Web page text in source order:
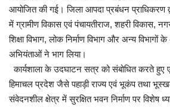
आयोजित की गई। जिला आपदा प्रबंधन प्राधिकरण
में ग्रामीण विकास एवं पंचायतीराज, शहरी विकास,
शिक्षा विभाग, लोक निर्माण विभाग और अन्य विभागों
अभियंताओं ने भाग लिया।
कार्यशाला के उदघाटन सत्र को संबोधित करते हुए
हिमाचल प्रदेश जैसे पहाड़ी राज्य एवं भूकंप तथा
संवेदनशील क्षेत्र में सुरक्षित भवन निर्माण पर विशेष